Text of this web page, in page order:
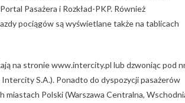
Pasażera i Rozkład-PKP. Również
pociągów są wyświetlane także na tablicach
na stronie www.intercity.pl lub dzwoniąc pod
Intercity S.A.). Ponadto do dyspozycji pasażerów
miastach Polski (Warszawa Centralna,